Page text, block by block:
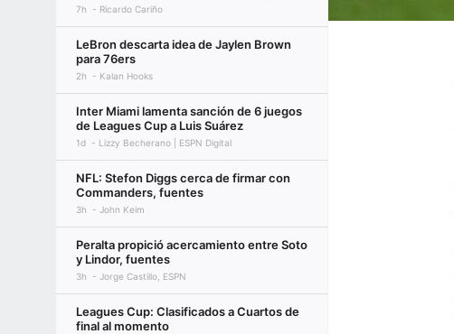
7h Ricardo Cariño
LeBron descarta idea de Jaylen Brown
para 76ers
2h Kalan Hooks
Inter Miami lamenta sanción de 6 juegos
de Leagues Cup a Luis Suárez
1d Lizzy Becherano | ESPN Digital
NFL: Stefon Diggs cerca de firmar con
Commanders, fuentes
3h John Keim
Peralta propició acercamiento entre Soto
y Lindor, fuentes
3h Jorge Castillo, ESPN
Leagues Cup: Clasificados a Cuartos de
final al momento